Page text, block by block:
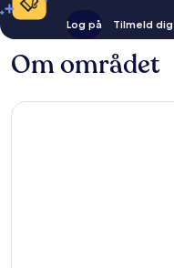
Log på Tilmeld
Om området